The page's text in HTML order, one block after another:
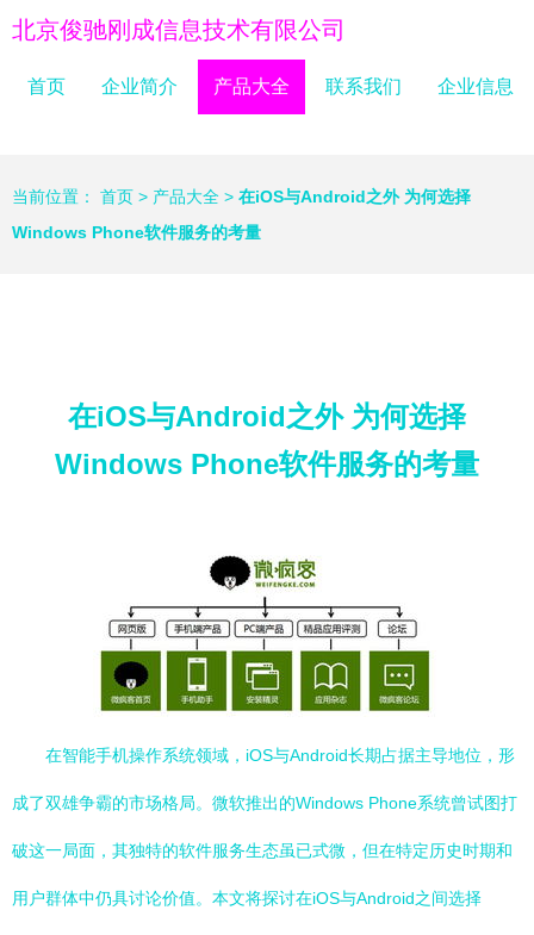
北京俊驰刚成信息技术有限公司
首页 企业简介 产品大全 联系我们 企业信息
当前位置： 首页 > 产品大全 > 在iOS与Android之外 为何选择
Windows Phone软件服务的考量
在iOS与Android之外 为何选择
Windows Phone软件服务的考量
在智能手机操作系统领域，iOS与Android长期占据主导地位，形
成了双雄争霸的市场格局。微软推出的Windows Phone系统曾试图打
破这一局面，其独特的软件服务生态虽已式微，但在特定历史时期和
用户群体中仍具讨论价值。本文将探讨在iOS与Android之间选择